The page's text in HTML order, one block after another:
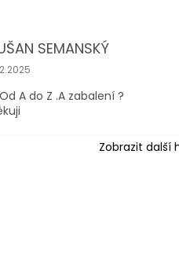
SEMANSKÝ
obchodu je 5 z 5
A do Z .A zabalení ?
Zobrazit další